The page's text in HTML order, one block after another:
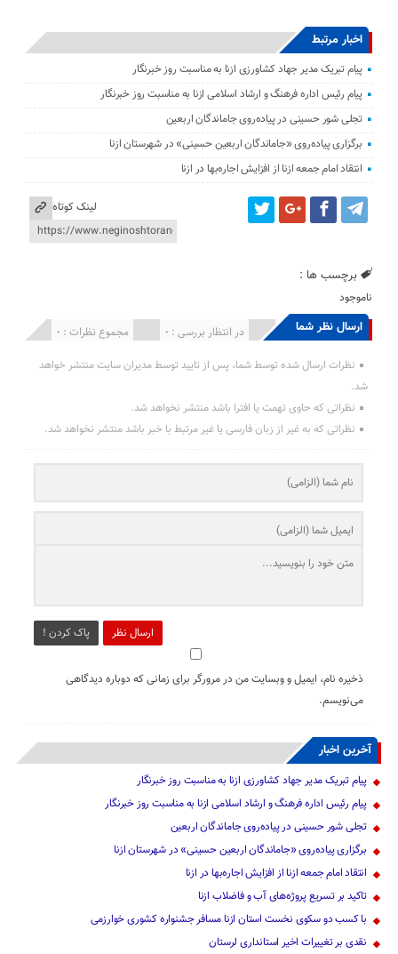
اخبار مرتبط
پیام تبریک مدیر جهاد کشاورزی ازنا به مناسبت روز خبرنگار
پیام رئیس اداره فرهنگ و ارشاد اسلامی ازنا به مناسبت روز خبرنگار
تجلی شور حسینی در پیاده‌روی جاماندگان اربعین
برگزاری پیاده‌روی «جاماندگان اربعین حسینی» در شهرستان ازنا
انتقاد امام جمعه ازنا از افزایش اجاره‌بها در ازنا
لینک کوتاه
برچسب ها :
ناموجود
ارسال نظر شما مجموع نظرات : 0 در انتظار بررسی : 0 انتشار یافته : 0
نظرات ارسال شده توسط شما، پس از تایید توسط مدیران سایت منتشر خواهد
شد.
نظراتی که حاوی تهمت یا افترا باشد منتشر نخواهد شد.
نظراتی که به غیر از زبان فارسی یا غیر مرتبط با خبر باشد منتشر نخواهد شد.
ارسال نظر پاک کردن !
ذخیره نام، ایمیل و وبسایت من در مرورگر برای زمانی که دوباره دیدگاهی
می‌نویسم.
آخرین اخبار
پیام تبریک مدیر جهاد کشاورزی ازنا به مناسبت روز خبرنگار
پیام رئیس اداره فرهنگ و ارشاد اسلامی ازنا به مناسبت روز خبرنگار
تجلی شور حسینی در پیاده‌روی جاماندگان اربعین
برگزاری پیاده‌روی «جاماندگان اربعین حسینی» در شهرستان ازنا
انتقاد امام جمعه ازنا از افزایش اجاره‌بها در ازنا
تاکید بر تسریع پروژه‌های آب و فاضلاب ازنا
با کسب دو سکوی نخست استان ازنا مسافر جشنواره کشوری خوارزمی
نقدی بر تغییرات اخیر استانداری لرستان